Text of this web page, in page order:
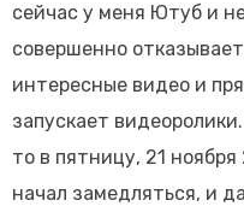
сейчас у меня Ютуб и
совершенно
интересные видео и
запускает
то в пятницу, 21
начал замедляться, и